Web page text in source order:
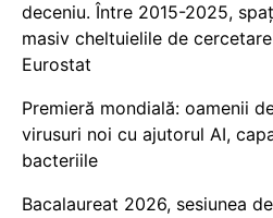
deceniu. Între 2015-2025,
masiv cheltuielile de
Eurostat
Premieră mondială: oamenii
virusuri noi cu ajutorul AI,
bacteriile
Bacalaureat 2026, sesiunea